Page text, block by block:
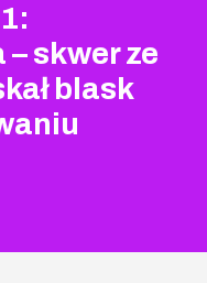
skwer ze
blask